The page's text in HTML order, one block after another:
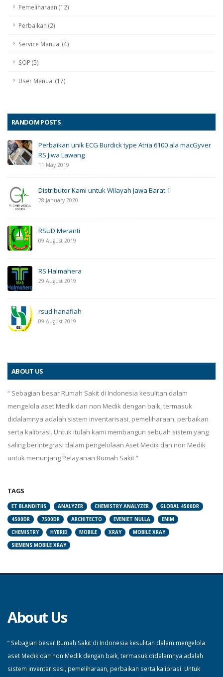
Pemeliharaan (12)
Perbaikan (2)
Service Manual (4)
SOP (5)
User Manual (17)
RANDOM POSTS
Perbaikan unik ECG Burdick type Atria 6100 ala macGyver
RS Jiwa Lawang
11 May 2019
Distributor Kami untuk Wilayah Jawa Barat 1
28 January 2020
RSUD Meranti
09 August 2019
RS Halmahera
29 August 2019
rsud hanafiah
09 August 2019
ABOUT US
“ Sebagian besar Rumah Sakit di Indonesia kesulitan dalam
mengelola aset Medik dan non Medik dengan baik, termasuk
didalamnya adalah sistem inventarisasi, pemeliharaan, perbaikan
serta kalibrasi. Untuk itulah kami membangun sebuah sistem yang
saling berintegrasi dalam pengelolaan Aset Medik dan non Medik
untuk menunjang Pelayanan Rumah Sakit “
TAGS
ET BLANDITIIS ANALYZER CHEMISTRY ANALYZER
GLOBAL 4500DR
4500DR
7500DR ARCHITECTO EVENIET NULLA
ENIM
CHEMISTRY
HYBRID MOBILE XRAY
MOBILE XRAY
SIEMENS MOBILE XRAY
About Us
“ Sebagian besar Rumah Sakit di Indonesia kesulitan dalam mengelola
aset Medik dan non Medik dengan baik, termasuk didalamnya adalah
sistem inventarisasi, pemeliharaan, perbaikan serta kalibrasi. Untuk